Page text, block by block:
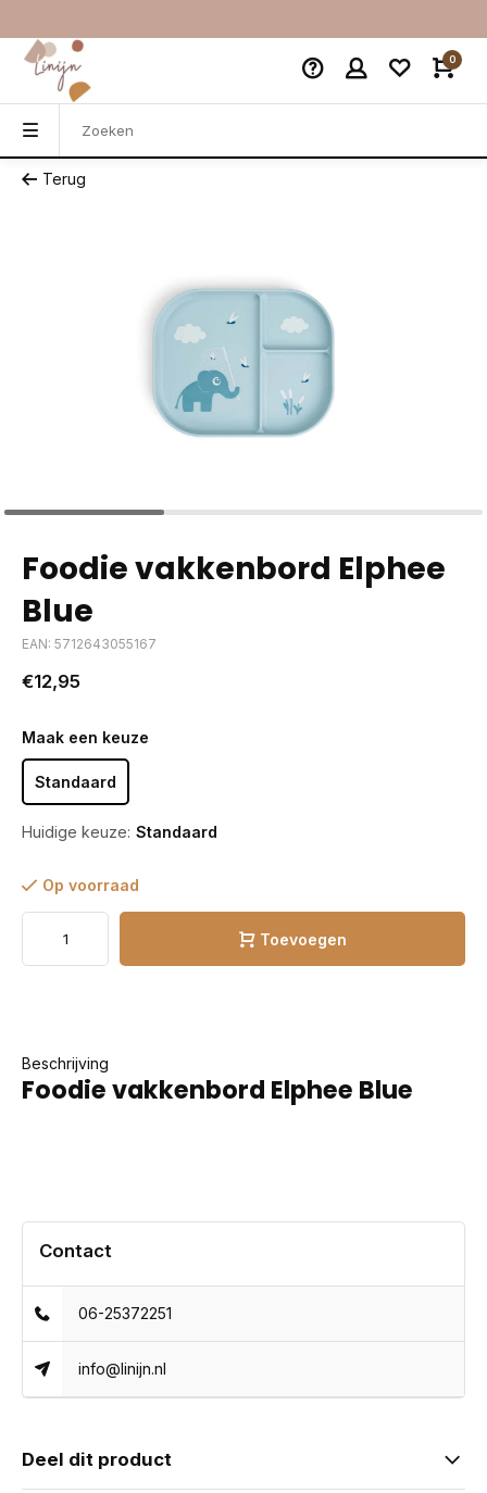
0
Terug
Foodie vakkenbord Elphee
Blue
EAN: 5712643055167
€12,95
Maak een keuze
Standaard
Huidige keuze: Standaard
Op voorraad
Toevoegen
Beschrijving
Foodie vakkenbord Elphee Blue
Contact
06-25372251
info@linijn.nl
Deel dit product